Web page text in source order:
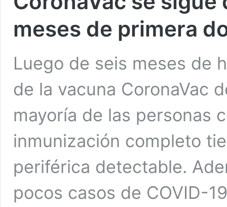
meses de primera
Luego de seis meses de
de la vacuna CoronaVac
mayoría de las personas
inmunización completo
periférica detectable.
pocos casos de COVID-